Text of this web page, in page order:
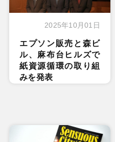
2025年10月01日
エプソン販売と森ビ
ル、麻布台ヒルズで
紙資源循環の取り組
みを発表